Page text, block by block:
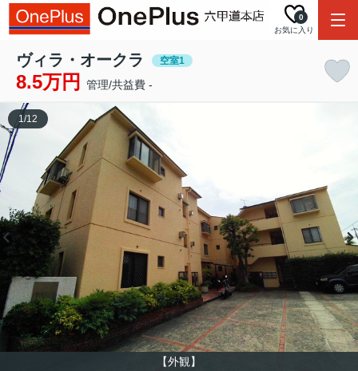
お気に入り
0
ヴィラ・オークラ 空室1
8.5万円 管理/共益費 -
【外観】
1/12